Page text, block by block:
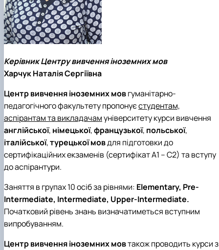
Кафедра англійської філології
Кафедра фізичної культури і спорту
Кафедра філософії та міжнародної
комунікації
Кафедра психології
Кафедра культурології
Керівник Центру вивчення іноземних мов
Харчук Наталія Сергіївна
Центр вивчення іноземних мовгуманітарно-
педагогічного факультету пропонуєстудентам,
аспірантам та викладачамуніверситету курси вивчення
англійської, німецької,французької, польської,
італійської,турецькоїмовдля підготовки до
сертифікаційних екзаменів (сертифікат А1 – С2) та вступу
до аспірантури.
Заняття в групах 10 осіб за рівнями: Elementary, Pre-
Intermediate, Intermediate, Upper-Intermediate.
Початковий рівень знань визначатиметься вступним
випробуванням.
Центр вивчення іноземних мовтакож проводить курси з